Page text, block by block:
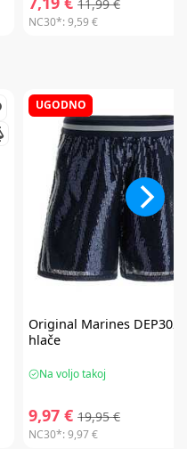
11,99 €
NC30*:9,59 €
UGODNO
Original Marines
hlače
Na voljo takoj
9,97 € 19,95 €
NC30*:9,97 €